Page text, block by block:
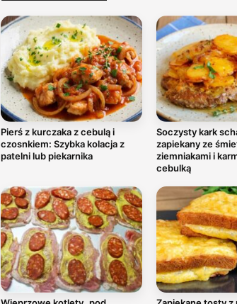
Pierś z kurczaka z cebulą i
czosnkiem: Szybka kolacja z
patelni lub piekarnika
Soczysty kark
zapiekany ze
ziemniakami i
cebulką